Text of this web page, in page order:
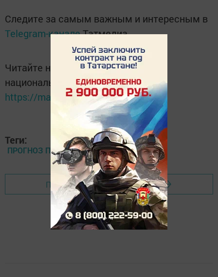
Следите за самым важным и интересным в
Telegram-каналеТатмедиа
Читайте новости Татарстана в
национальном мессенджере MАХ:
https://max.ru/tatmedia
Теги:
ПРОГНОЗ ПОГОДЫ
Перейти на страницу новости